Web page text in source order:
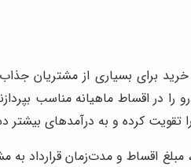
برای بسیاری از مشتریان جذاب
در اقساط ماهیانه مناسب
تقویت کرده و به درآمدهای بیشتر
اقساط و مدت‌زمان قرارداد به